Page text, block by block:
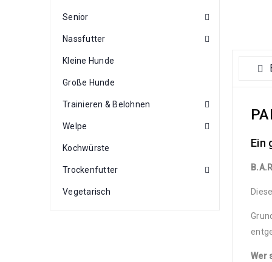
Senior
Nassfutter
Kleine Hunde
Große Hunde
Trainieren & Belohnen
Welpe
Kochwürste
Trockenfutter
Vegetarisch
Ein
Wer